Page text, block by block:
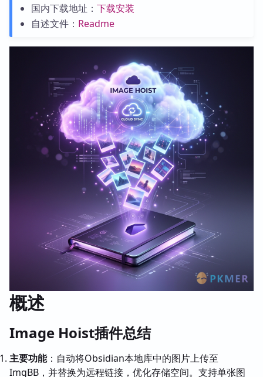
国内下载地址： 下载安装
自述文件： Readme
概述
Image Hoist插件总结
主要功能：自动将Obsidian本地库中的图片上传至
ImgBB，并替换为远程链接，优化存储空间。支持单张图